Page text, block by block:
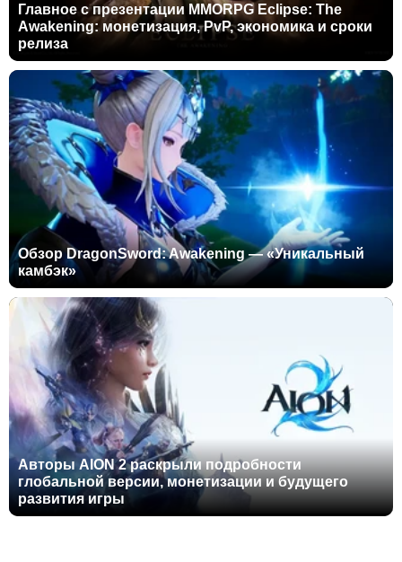
Главное с презентации MMORPG Eclipse: The
Awakening: монетизация, PvP, экономика и сроки
релиза
Обзор DragonSword: Awakening — «Уникальный
камбэк»
Авторы AION 2 раскрыли подробности
глобальной версии, монетизации и будущего
развития игры